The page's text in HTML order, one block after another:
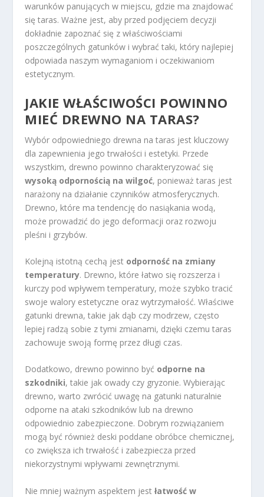
warunków panujących w miejscu, gdzie ma znajdować
się taras. Ważne jest, aby przed podjęciem decyzji
dokładnie zapoznać się z właściwościami
poszczególnych gatunków i wybrać taki, który najlepiej
odpowiada naszym wymaganiom i oczekiwaniom
estetycznym.
JAKIE WŁAŚCIWOŚCI POWINNO
MIEĆ DREWNO NA TARAS?
Wybór odpowiedniego drewna na taras jest kluczowy
dla zapewnienia jego trwałości i estetyki. Przede
wszystkim, drewno powinno charakteryzować się
wysoką odpornością na wilgoć, ponieważ taras jest
narażony na działanie czynników atmosferycznych.
Drewno, które ma tendencję do nasiąkania wodą,
może prowadzić do jego deformacji oraz rozwoju
pleśni i grzybów.
Kolejną istotną cechą jest odporność na zmiany
temperatury. Drewno, które łatwo się rozszerza i
kurczy pod wpływem temperatury, może szybko tracić
swoje walory estetyczne oraz wytrzymałość. Właściwe
gatunki drewna, takie jak dąb czy modrzew, często
lepiej radzą sobie z tymi zmianami, dzięki czemu taras
zachowuje swoją formę przez długi czas.
Dodatkowo, drewno powinno być odporne na
szkodniki, takie jak owady czy gryzonie. Wybierając
drewno, warto zwrócić uwagę na gatunki naturalnie
odporne na ataki szkodników lub na drewno
odpowiednio zabezpieczone. Dobrym rozwiązaniem
mogą być również deski poddane obróbce chemicznej,
co zwiększa ich trwałość i zabezpiecza przed
niekorzystnymi wpływami zewnętrznymi.
Nie mniej ważnym aspektem jestłatwość w